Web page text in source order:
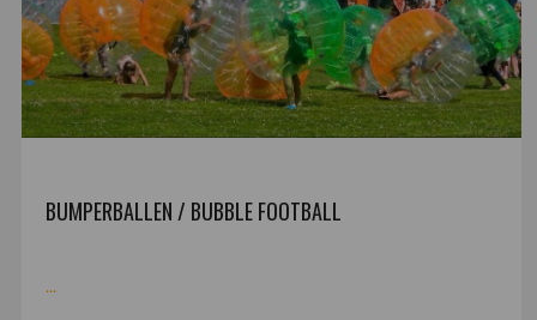
BUMPERBALLEN / BUBBLE FOOTBALL
...